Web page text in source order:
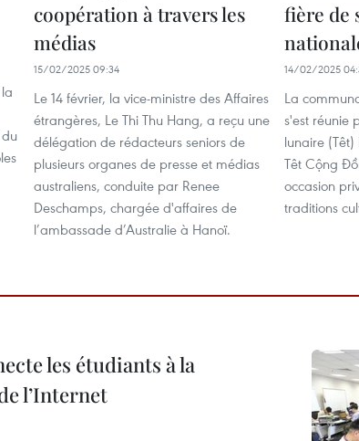
coopération à travers les
médias
15/02/2025 09:34
Le 14 février, la vice-ministre des Affaires
étrangères, Le Thi Thu Hang, a reçu une
délégation de rédacteurs seniors de
plusieurs organes de presse et médias
australiens, conduite par Renee
Deschamps, chargée d'affaires de
l’ambassade d’Australie à Hanoï.
fière de
14/02/2025
La
s'est réunie
lunaire
Têt Cộng
occasion
traditions
les étudiants à la
l’Internet